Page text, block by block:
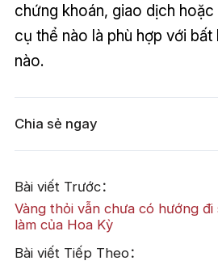
chứng khoán, giao dịch
cụ thể nào là phù hợp với
nào.
Chia sẻ ngay
Bài viết Trước：
Vàng thỏi vẫn chưa có hướng đi
làm của Hoa Kỳ
Bài viết Tiếp Theo：